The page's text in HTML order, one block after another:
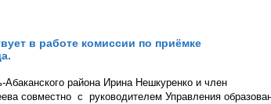
в работе комиссии по приёмке
района Ирина Нешкуренко и член
совместно с руководителем Управления